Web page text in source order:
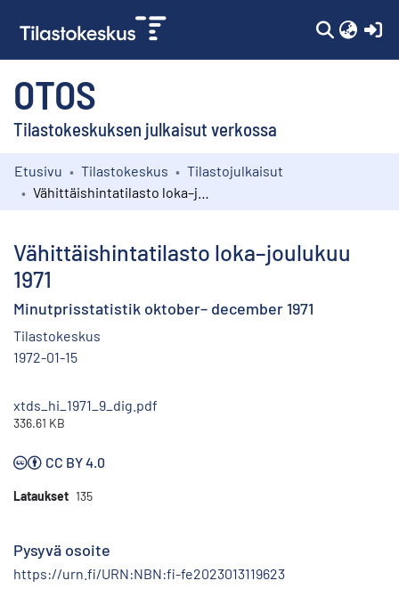
OTOS
Tilastokeskuksen julkaisut verkossa
Kokoelmat
Etusivu Tilastokeskus
Tilastojulkaisut
Vähittäishintatilasto loka–joulukuu
1971
Minutprisstatistik oktober– december 1971
Tilastokeskus
1972-01-15
xtds_hi_1971_9_dig.pdf
336.61 KB
CC BY 4.0
Lataukset 135
Pysyvä osoite
https://urn.fi/URN:NBN:fi-fe2023013119623